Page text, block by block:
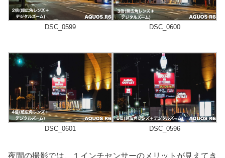
DSC_0599 DSC_0600
DSC_0601 DSC_0596
夜間の撮影では、１インチセンサーのメリットが見えてき